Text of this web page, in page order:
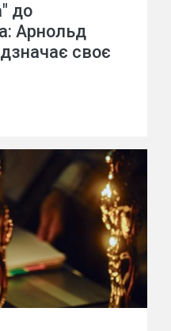
до
Арнольд
своє